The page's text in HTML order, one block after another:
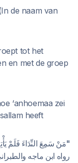
de naam van
tot het
en met de groep
‘anhoemaa zei
heeft
"مَنْ سَمِعَ النِّدَاءَ فَلَمْ
رواه ابن ماجه